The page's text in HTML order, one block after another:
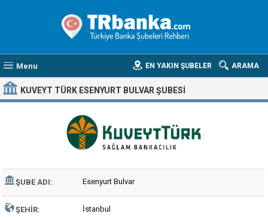
Menu ARAMA
EN YAKIN ŞUBELER
KUVEYT TÜRK ESENYURT BULVAR ŞUBESI
ŞUBE ADI: Esenyurt Bulvar
ŞEHIR: İstanbul